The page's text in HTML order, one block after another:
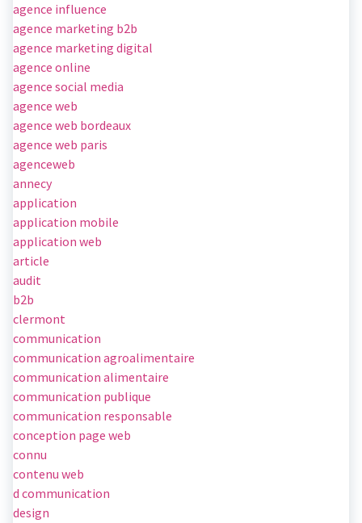
agence influence
agence marketing b2b
agence marketing digital
agence online
agence social media
agence web
agence web bordeaux
agence web paris
agenceweb
annecy
application
application mobile
application web
article
audit
b2b
clermont
communication
communication agroalimentaire
communication alimentaire
communication publique
communication responsable
conception page web
connu
contenu web
d communication
design